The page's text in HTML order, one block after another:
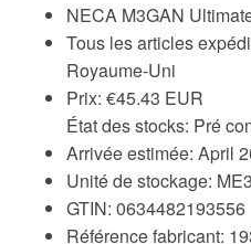
NECA M3GAN
Tous les articles
Royaume-Uni
Prix: €45.43 EUR
État des stocks: Pré
Arrivée estimée: April
Unité de stockage:
GTIN: 0634482193556
Référence fabricant: